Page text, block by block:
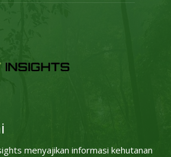
menyajikan informasi kehutanan